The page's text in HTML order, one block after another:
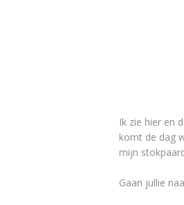
Ik zie hier en
komt de dag
mijn
Gaan jullie